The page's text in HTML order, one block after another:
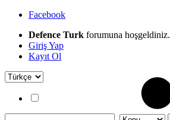
Facebook
Defence Turk forumuna hoşgeldiniz.
Giriş Yap
Kayıt Ol